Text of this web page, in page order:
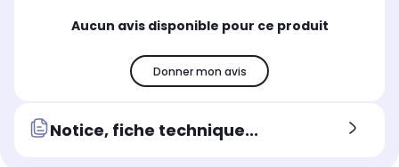
Aucun avis disponible pour ce produit
Donner mon avis
Notice, fiche technique...